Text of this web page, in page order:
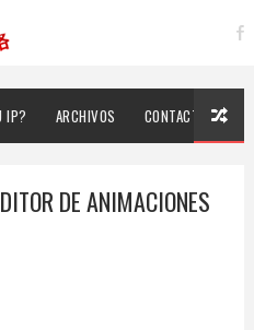
IP? ARCHIVOS CONTACTO
DE ANIMACIONES